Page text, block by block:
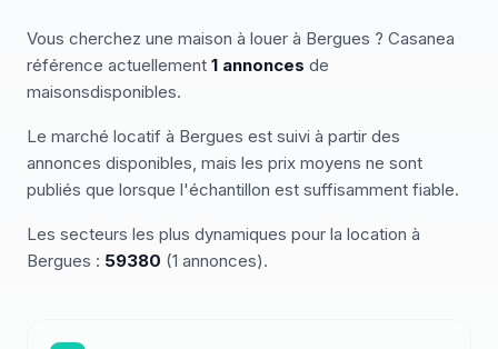
Vous cherchez une maison à louer à Bergues ? Casanea
référence actuellement 1 annonces de
maisonsdisponibles.
Le marché locatif à Bergues est suivi à partir des
annonces disponibles, mais les prix moyens ne sont
publiés que lorsque l'échantillon est suffisamment fiable.
Les secteurs les plus dynamiques pour la location à
Bergues : 59380 (1 annonces).